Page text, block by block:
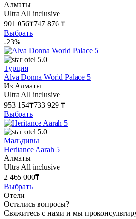
Алматы
Ultra All inclusive
901 056₸747 876 ₸
Выбрать
-23%
5.0
Турция
Alva Donna World Palace 5
Из Алматы
Ultra All inclusive
953 154₸733 929 ₸
Выбрать
5.0
Мальдивы
Heritance Aarah 5
Алматы
Ultra All inclusive
2 465 000₸
Выбрать
Отели
Остались вопросы?
Свяжитесь с нами и мы